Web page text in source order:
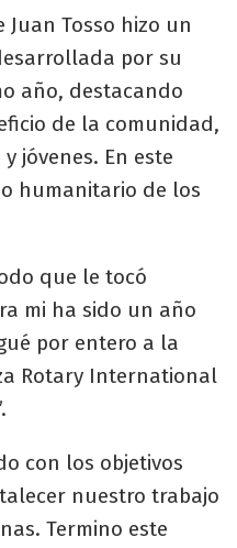
Tosso hizo un
por su
año, destacando
de la comunidad,
jóvenes. En este
humanitario de los
que le tocó
mi ha sido un año
por entero a la
Rotary International
con los objetivos
nuestro trabajo
Termino este